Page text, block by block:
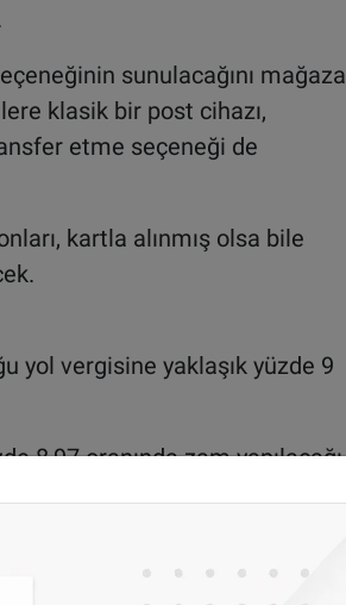
sunulacağını mağaza
klasik bir post cihazı,
etme seçeneği de
kartla alınmış olsa bile
yol vergisine yaklaşık yüzde 9
8,97 oranında zam yapılacağı
değişiklikle ilgili
bu bilgilendirme
ay içinde alacak.